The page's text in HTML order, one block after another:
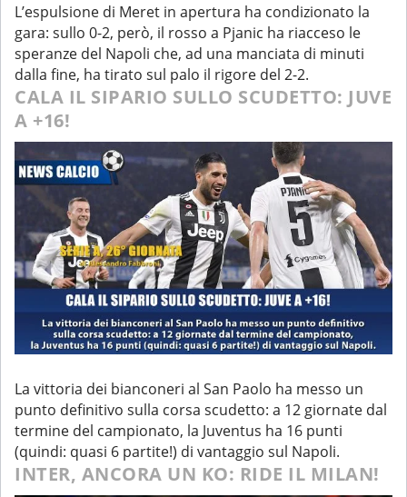
L’espulsione di Meret in apertura ha condizionato la
gara: sullo 0-2, però, il rosso a Pjanic ha riacceso le
speranze del Napoli che, ad una manciata di minuti
dalla fine, ha tirato sul palo il rigore del 2-2.
CALA IL SIPARIO SULLO SCUDETTO: JUVE
A +16!
La vittoria dei bianconeri al San Paolo ha messo un
punto definitivo sulla corsa scudetto: a 12 giornate dal
termine del campionato, la Juventus ha 16 punti
(quindi: quasi 6 partite!) di vantaggio sul Napoli.
INTER, ANCORA UN KO: RIDE IL MILAN!